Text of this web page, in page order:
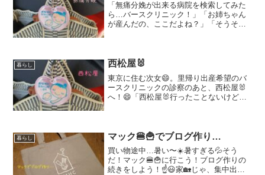
「無痛分娩が出来る病院を検索してみた
ら…バースクリニック！」「お姉ちゃん
が産んだの、ここだよね？」「そうそ
が必要だということで…福...
暮らし 西松屋🐰
東京に住む次女😄。里帰り出産希望のバ
ースクリニックの診察のあと、西松屋🐰
へ！😄「西松屋🐰行ったことないけど、
あげるよ！」戌の日のお参り...
暮らし マック🍔🍟でブログ作り…
買い物途中…暑い〜☀️暑すぎる💦そう
だ！マック🍔🍟に行こう！ブログ作りの
続きをしよう！☝️😃家🏡じゃ、集中出来